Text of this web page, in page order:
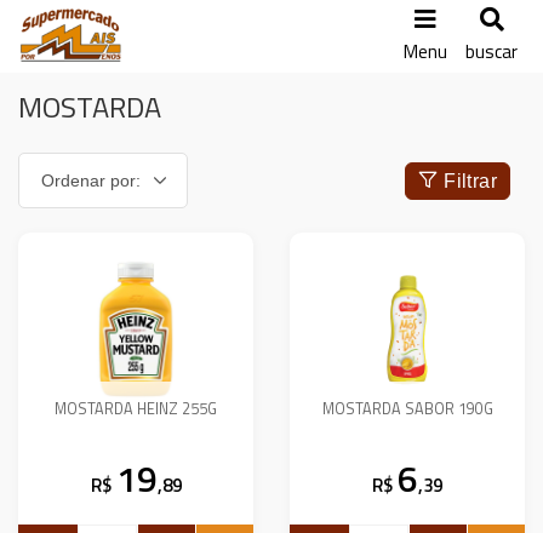
Menu buscar
MOSTARDA
Filtrar
MOSTARDA HEINZ 255G
R$ 19,89
MOSTARDA SABOR 190G
R$ 6,39